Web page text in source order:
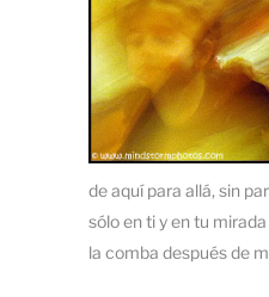
de aquí para allá, sin
sólo en ti y en tu
la comba después de